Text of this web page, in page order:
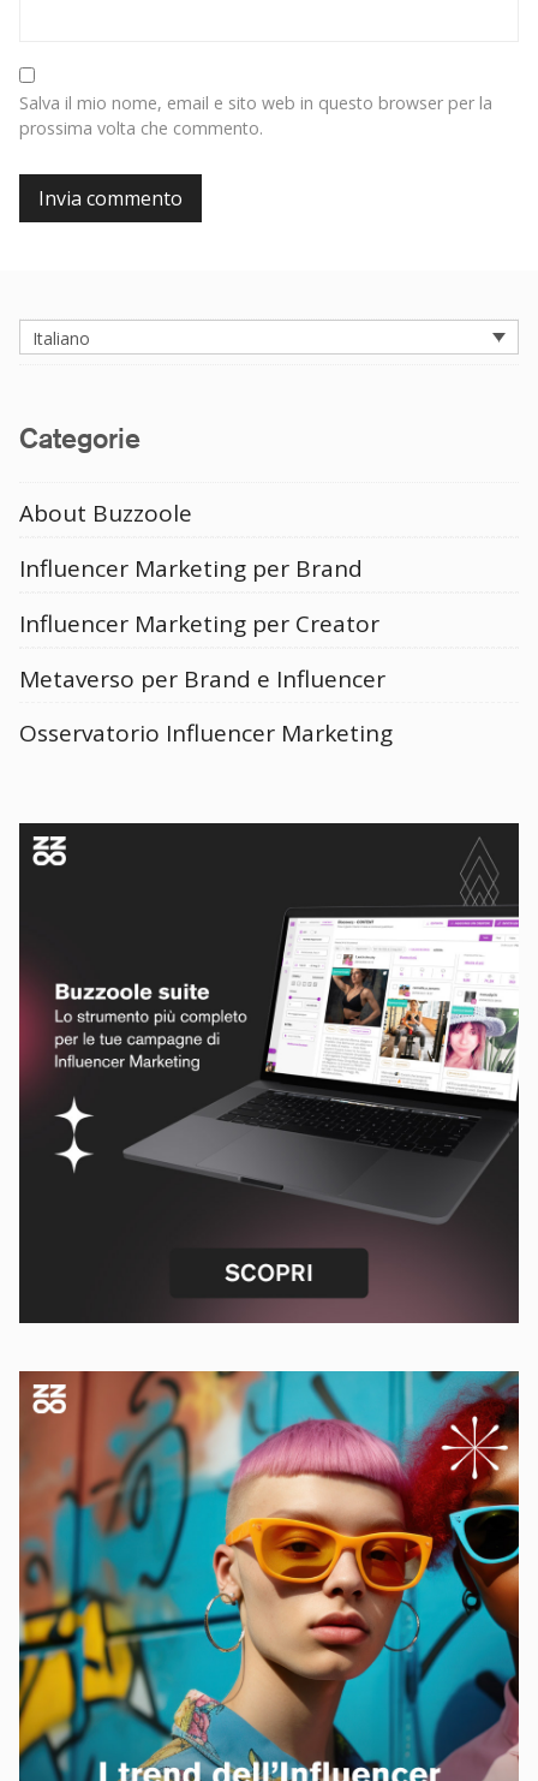
Salva il mio nome, email e sito web in questo browser per la
prossima volta che commento.
Italiano
Categorie
About Buzzoole
Influencer Marketing per Brand
Influencer Marketing per Creator
Metaverso per Brand e Influencer
Osservatorio Influencer Marketing